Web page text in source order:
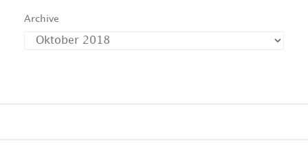
Archive